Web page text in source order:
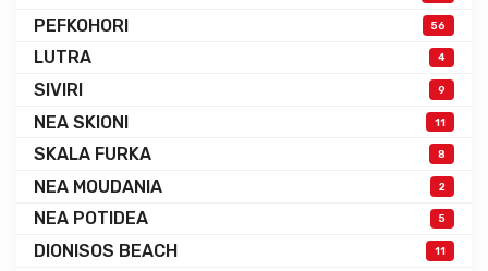
PEFKOHORI
56
LUTRA 4
SIVIRI 9
NEA SKIONI 11
SKALA FURKA 8
NEA MOUDANIA 2
NEA POTIDEA 5
DIONISOS BEACH 11